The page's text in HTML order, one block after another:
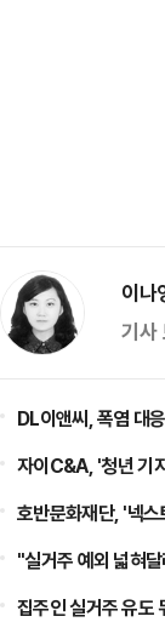
이
기사
DL이앤씨, 폭염 대
자이C&A, '청년 기
호반문화재단, '넥
"실거주 예외 넓혀
집주인 실거주 유도